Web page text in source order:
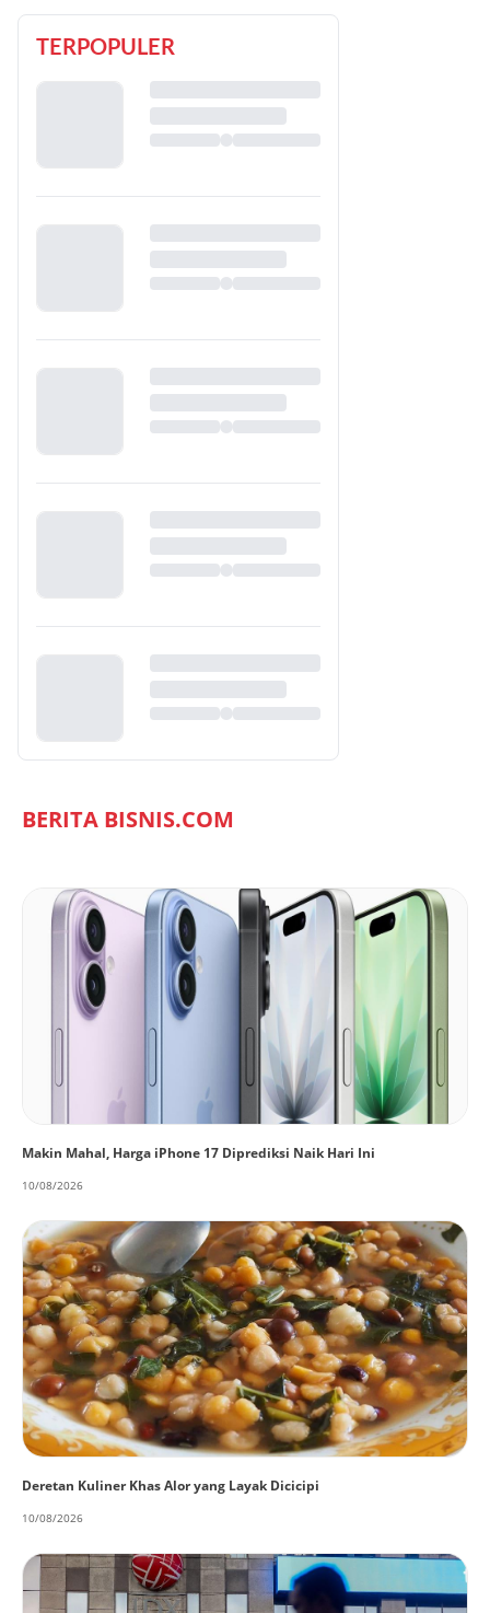
TERPOPULER
BERITA BISNIS.COM
Makin Mahal, Harga iPhone 17 Diprediksi Naik Hari Ini
10/08/2026
Deretan Kuliner Khas Alor yang Layak Dicicipi
10/08/2026